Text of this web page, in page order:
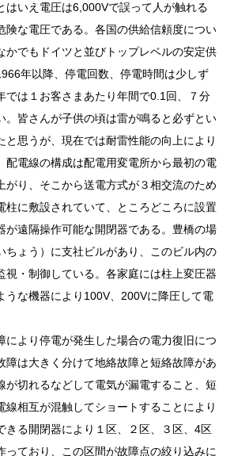
はいえ電圧は6,000Vで誤って人が触れる
険な電圧である。各国の供給信頼度につい
かでもドイツと並びトップレベルの安定供
年以降、停電回数、停電時間は少しず
では１お客さまあたり年間で0.1回、７分
。皆さんが子供の頃は雷が鳴ると必ずとい
と思うが、現在では耐雷性能の向上により
配電線の構成は配電用変電所から最初の電
がり、そこから送電方式が３相交流のため
柱に敷設されていて、ところどころに設置
が遠隔操作可能な開閉器である。豊橋の場
ちょう）に支社ビルがあり、このビル内の
視・制御している。各家庭には柱上変圧器
うな機器により100V、200Vに降圧して電
より停電が発生した場合の電力復旧につ
障は大きく分けて地絡故障と短絡故障があ
が切れるなどして電気が漏電すること、短
線相互が混触してショートすることにより
きる開閉器により１区、２区、３区、4区
っており、この区間が故障点の絞り込みに